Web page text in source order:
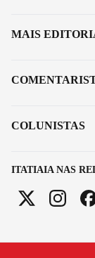
ITATIAIA NAS
MAIS
COLUNISTAS